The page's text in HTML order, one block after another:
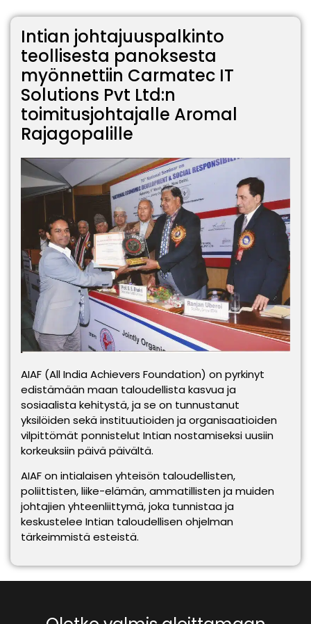
Intian johtajuuspalkinto
teollisesta panoksesta
myönnettiin Carmatec IT
Solutions Pvt Ltd:n
toimitusjohtajalle Aromal
Rajagopalille
AIAF (All India Achievers Foundation) on pyrkinyt
edistämään maan taloudellista kasvua ja
sosiaalista kehitystä, ja se on tunnustanut
yksilöiden sekä instituutioiden ja organisaatioiden
vilpittömät ponnistelut Intian nostamiseksi uusiin
korkeuksiin päivä päivältä.
AIAF on intialaisen yhteisön taloudellisten,
poliittisten, liike-elämän, ammatillisten ja muiden
johtajien yhteenliittymä, joka tunnistaa ja
keskustelee Intian taloudellisen ohjelman
tärkeimmistä esteistä.